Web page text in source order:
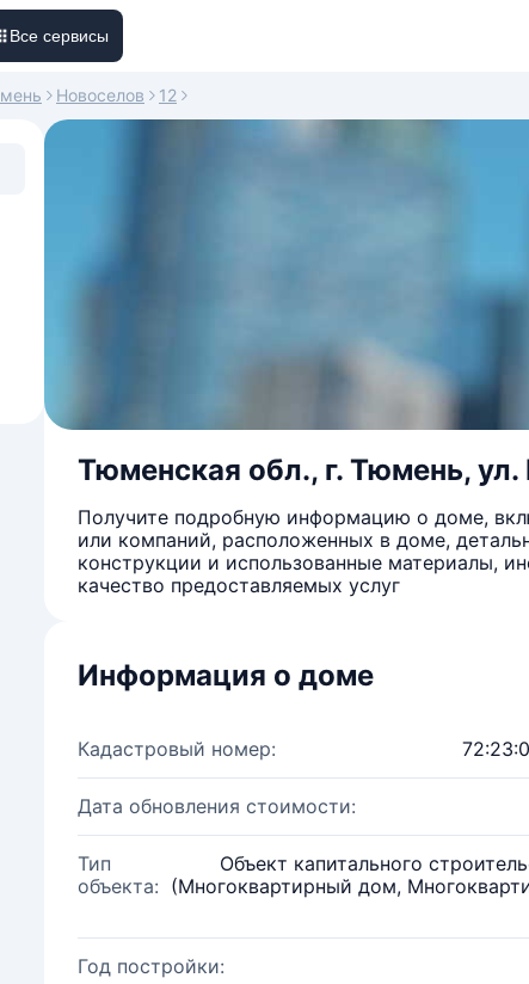
Все сервисы
Новоселов 12
Тюменская обл., г. Тюмень, ул.
Получите подробную информацию о доме,
или компаний, расположенных в доме,
конструкции и использованные материалы,
качество предоставляемых услуг
Информация о доме
Кадастровый номер:
Дата обновления стоимости:
Тип
объекта:
Объект капитального
(Многоквартирный дом,
Год постройки: